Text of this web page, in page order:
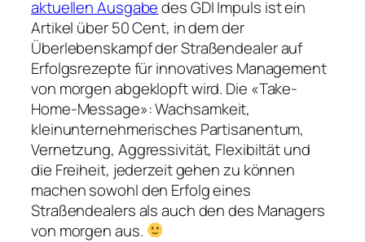
aktuellen Ausgabedes GDI Impuls ist ein
Artikel über 50 Cent, in dem der
Überlebenskampf der Straßendealer auf
Erfolgsrezepte für innovatives Management
von morgen abgeklopft wird. Die «Take-
Home-Message»: Wachsamkeit,
kleinunternehmerisches Partisanentum,
Vernetzung, Aggressivität, Flexibiltät und
die Freiheit, jederzeit gehen zu können
machen sowohl den Erfolg eines
Straßendealers als auch den des Managers
von morgen aus.